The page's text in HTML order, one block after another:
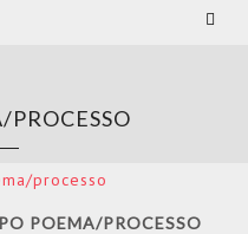
PROCESSO
processo
POEMA/PROCESSO